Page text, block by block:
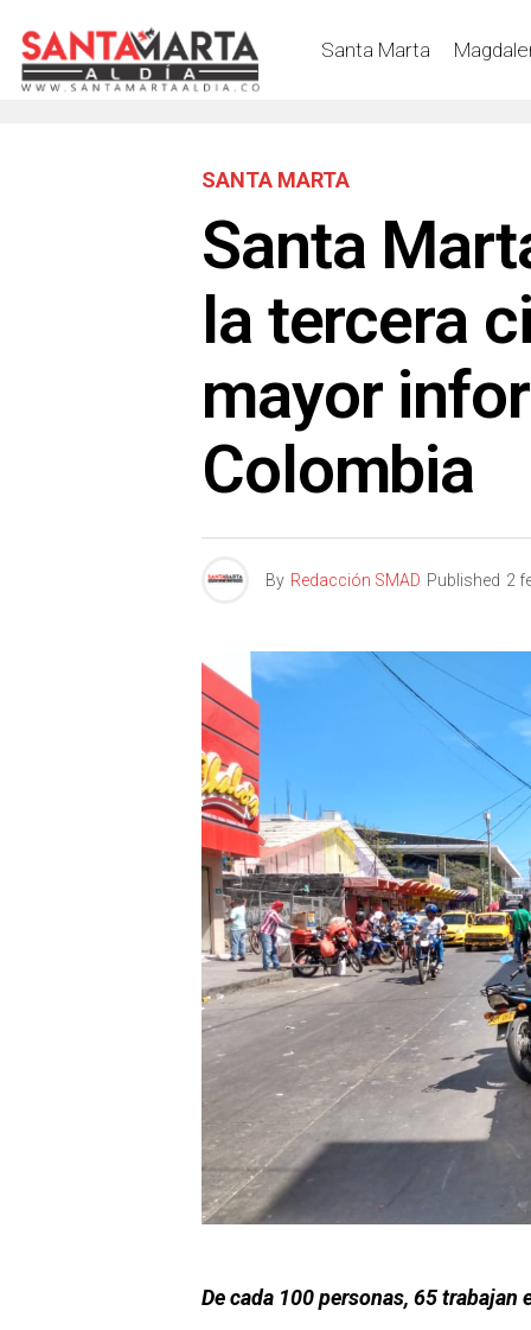
Santa Marta
SANTA MARTA
Santa
la tercera
mayor
Colombia
By Redacción SMAD Published 2
De cada 100 personas, 65 trabajan